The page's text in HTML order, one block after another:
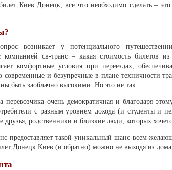
Киев Донецк, все что необходимо сделать –
возникает у потенциального
с компанией св-транс – какая стоимость билетов
комфортные условия при переездах,
современные и безупречные в плане техничности
быть заоблачно высокими. Но это не так.
перевозчика очень демократичная и благодаря
с разным уровнем дохода (и студенты и
родственники и близкие люди, которых
предоставляет такой уникальный шанс всем
Донецк Киев (и обратно) можно не выходя из